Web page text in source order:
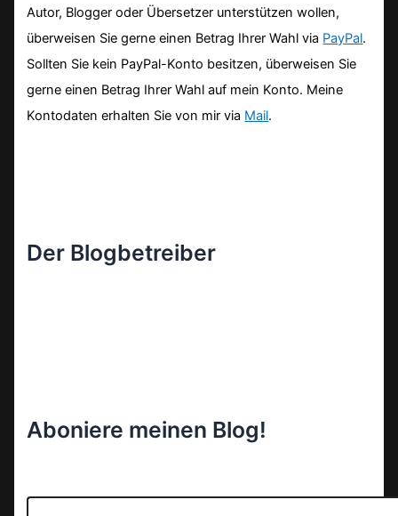
Autor, Blogger oder Übersetzer unterstützen wollen,
überweisen Sie gerne einen Betrag Ihrer Wahl via PayPal.
Sollten Sie kein PayPal-Konto besitzen, überweisen Sie
gerne einen Betrag Ihrer Wahl auf mein Konto. Meine
Kontodaten erhalten Sie von mir via Mail.
Der Blogbetreiber
Aboniere meinen Blog!